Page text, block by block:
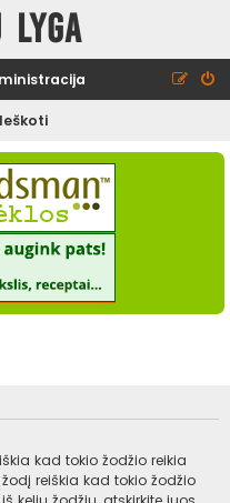
lyga
Ieškoti
kad tokio žodžio reikia
reiškia kad tokio žodžio